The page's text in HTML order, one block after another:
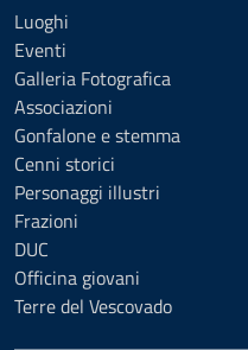
Luoghi
Eventi
Galleria Fotografica
Associazioni
Gonfalone e stemma
Cenni storici
Personaggi illustri
Frazioni
DUC
Officina giovani
Terre del Vescovado